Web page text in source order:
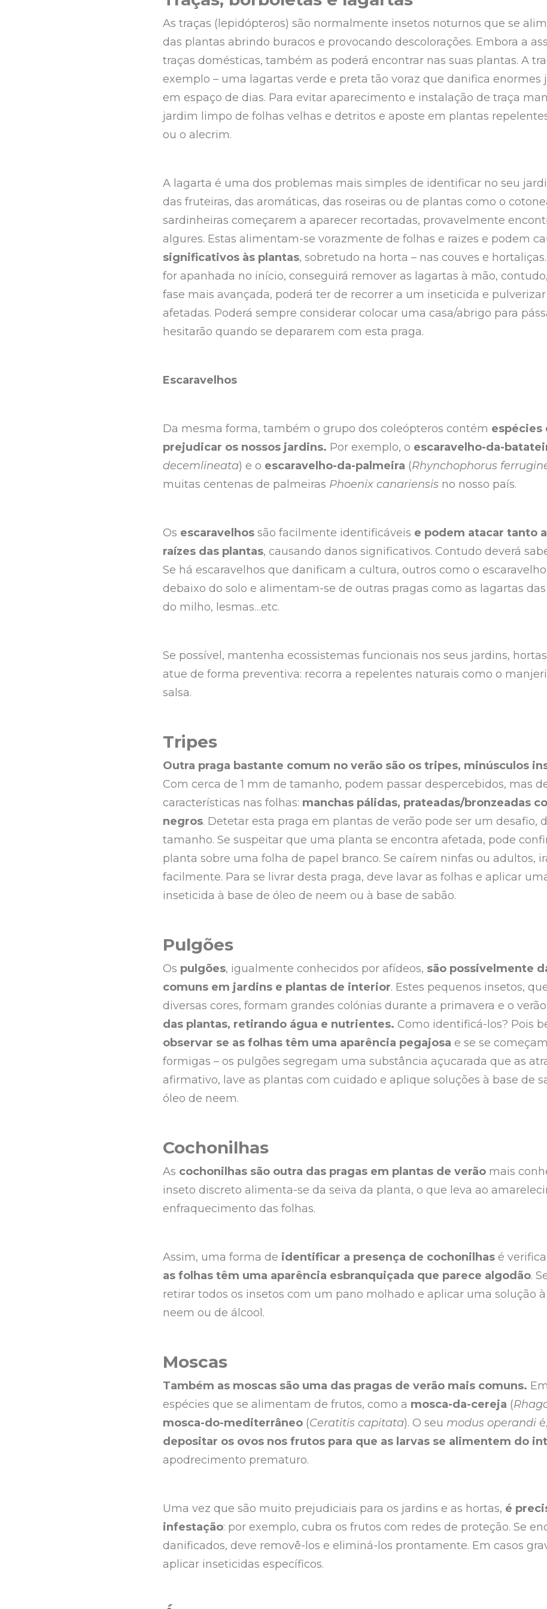
As traças (lepidópteros) são normalmente insetos noturnos que se
das plantas abrindo buracos e provocando descolorações. Embora a
traças domésticas, também as poderá encontrar nas suas plantas. A
exemplo – uma lagartas verde e preta tão voraz que danifica enormes
em espaço de dias. Para evitar aparecimento e instalação de traça
jardim limpo de folhas velhas e detritos e aposte em plantas
ou o alecrim.
A lagarta é uma dos problemas mais simples de identificar no seu
das fruteiras, das aromáticas, das roseiras ou de plantas como o
sardinheiras começarem a aparecer recortadas, provavelmente
algures. Estas alimentam-se vorazmente de folhas e raizes e podem
significativos às plantas, sobretudo na horta – nas couves e
for apanhada no início, conseguirá remover as lagartas à mão,
fase mais avançada, poderá ter de recorrer a um inseticida e
afetadas. Poderá sempre considerar colocar uma casa/abrigo para
hesitarão quando se depararem com esta praga.
Escaravelhos
Da mesma forma, também o grupo dos coleópteros contém espécies
prejudicar os nossos jardins. Por exemplo, o escaravelho-da-
decemlineata) e o escaravelho-da-palmeira (Rhynchophorus
muitas centenas de palmeiras Phoenix canariensis no nosso país.
Os escaravelhos são facilmente identificáveis e podem atacar tanto
raízes das plantas, causando danos significativos. Contudo deverá
Se há escaravelhos que danificam a cultura, outros como o
debaixo do solo e alimentam-se de outras pragas como as lagartas
do milho, lesmas…etc.
Se possível, mantenha ecossistemas funcionais nos seus jardins,
atue de forma preventiva: recorra a repelentes naturais como o
salsa.
Tripes
Outra praga bastante comum no verão são os tripes, minúsculos
Com cerca de 1 mm de tamanho, podem passar despercebidos, mas
características nas folhas: manchas pálidas, prateadas/bronzeadas
negros. Detetar esta praga em plantas de verão pode ser um desafio,
tamanho. Se suspeitar que uma planta se encontra afetada, pode
planta sobre uma folha de papel branco. Se caírem ninfas ou adultos,
facilmente. Para se livrar desta praga, deve lavar as folhas e aplicar
inseticida à base de óleo de neem ou à base de sabão.
Pulgões
Os pulgões, igualmente conhecidos por afídeos, são possivelmente
comuns em jardins e plantas de interior. Estes pequenos insetos,
diversas cores, formam grandes colónias durante a primavera e o
das plantas, retirando água e nutrientes. Como identificá-los? Pois
observar se as folhas têm uma aparência pegajosa e se se
formigas – os pulgões segregam uma substância açucarada que as
afirmativo, lave as plantas com cuidado e aplique soluções à base de
óleo de neem.
Cochonilhas
As cochonilhas são outra das pragas em plantas de verão mais
inseto discreto alimenta-se da seiva da planta, o que leva ao
enfraquecimento das folhas.
Assim, uma forma de identificar a presença de cochonilhas é
as folhas têm uma aparência esbranquiçada que parece algodão.
retirar todos os insetos com um pano molhado e aplicar uma solução
neem ou de álcool.
Moscas
Também as moscas são uma das pragas de verão mais comuns.
espécies que se alimentam de frutos, como a mosca-da-cereja (
mosca-do-mediterrâneo (Ceratitis capitata). O seu modus operandi
depositar os ovos nos frutos para que as larvas se alimentem do
apodrecimento prematuro.
Uma vez que são muito prejudiciais para os jardins e as hortas, é
infestação: por exemplo, cubra os frutos com redes de proteção. Se
danificados, deve removê-los e eliminá-los prontamente. Em casos
aplicar inseticidas específicos.